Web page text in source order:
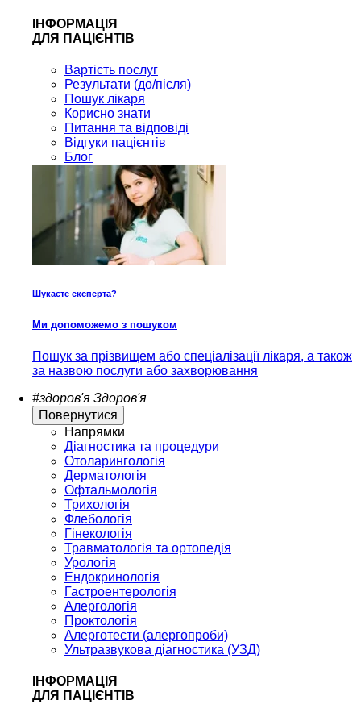
ІНФОРМАЦІЯ
ДЛЯ ПАЦІЄНТІВ
Вартість послуг
Результати (до/після)
Пошук лікаря
Корисно знати
Питання та відповіді
Відгуки пацієнтів
Блог
Шукаєте експерта?
Ми допоможемо з пошуком
Пошук за прізвищем або спеціалізації лікаря, а також
за назвою послуги або захворювання
#здоров'я Здоров'я
Повернутися
Напрямки
Діагностика та процедури
Отоларингологія
Дерматологія
Офтальмологія
Трихологія
Флебологія
Гінекологія
Травматологія та ортопедія
Урологія
Ендокринологія
Гастроентерологія
Алергологія
Проктологія
Алерготести (алергопроби)
Ультразвукова діагностика (УЗД)
ІНФОРМАЦІЯ
ДЛЯ ПАЦІЄНТІВ